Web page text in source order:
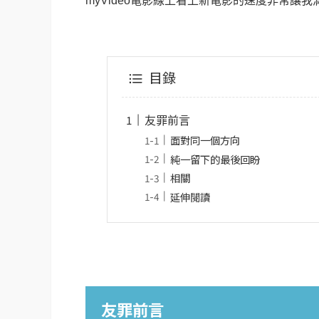
目錄
友罪前言
面對同一個方向
純一留下的最後回盼
相關
延伸閱讀
友罪前言